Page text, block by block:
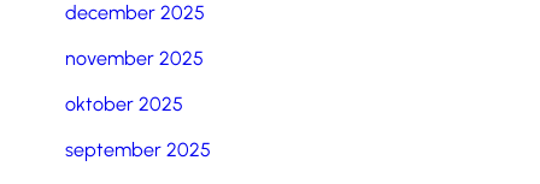
december 2025
november 2025
oktober 2025
september 2025